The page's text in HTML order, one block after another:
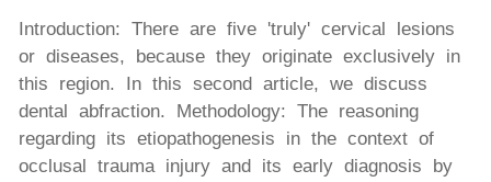
Introduction: There are five 'truly' cervical lesions
or diseases, because they originate exclusively in
this region. In this second article, we discuss
dental abfraction. Methodology: The reasoning
regarding its etiopathogenesis in the context of
occlusal trauma injury and its early diagnosis by